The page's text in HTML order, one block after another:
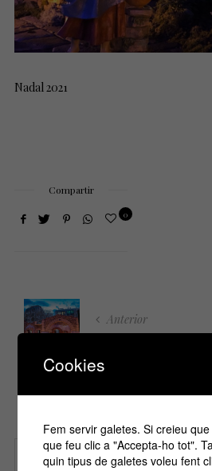
Nadal 2021
Compartir
0
Anterior
esdeveniments, inscriu-te
Cookies
Fem servir galetes. Si creieu
que feu clic a "Accepta-ho tot".
quin tipus de galetes voleu fent